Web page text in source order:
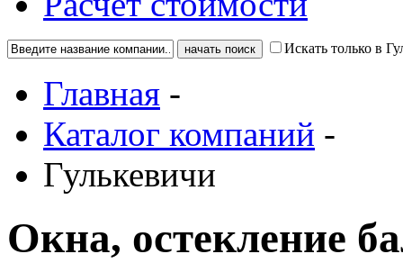
Искать только в
Главная -
Каталог компаний -
Гулькевичи
Окна, остекление